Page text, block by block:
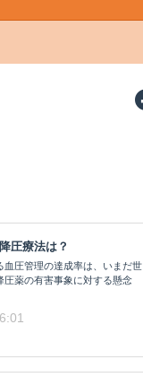
圧療法は？
圧管理の達成率は、いまだ世
圧薬の有害事象に対する懸念